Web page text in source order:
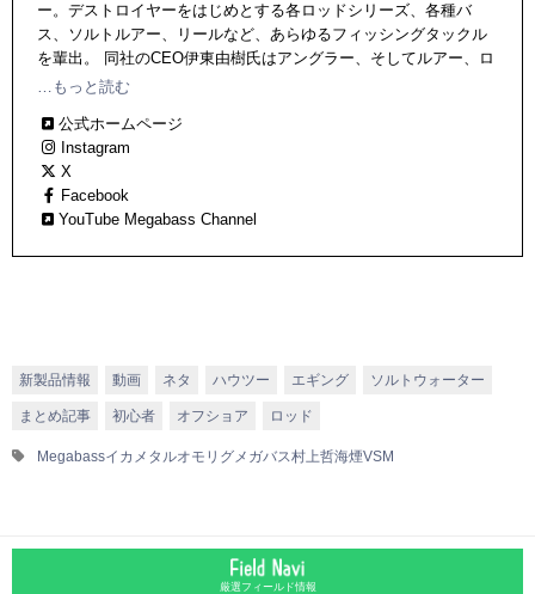
ー。デストロイヤーをはじめとする各ロッドシリーズ、各種バ
ス、ソルトルアー、リールなど、あらゆるフィッシングタックル
を輩出。 同社のCEO伊東由樹氏はアングラー、そしてルアー、ロ
ッドデザイナーとしても有名で、同氏の手掛けるタックル＆ルア
で高い評価を受けている。
…もっと読む
公式ホームページ
Instagram
X
Facebook
YouTube Megabass Channel
新製品情報 動画 ネタ ハウツー エギング ソルトウォーター
まとめ記事 初心者 オフショア ロッド
Megabassイカメタルオモリグメガバス村上哲海煙VSM
厳選フィールド情報